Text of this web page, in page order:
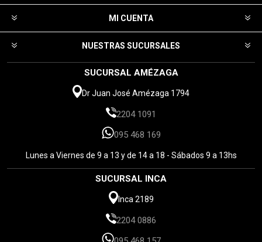
MI CUENTA
NUESTRAS SUCURSALES
SUCURSAL AMÉZAGA
Dr Juan José Amézaga 1794
2204 1091
095 468 169
Lunes a Viernes de 9 a 13 y de 14 a 18 - Sábados 9 a 13hs
SUCURSAL INCA
Inca 2189
2204 0886